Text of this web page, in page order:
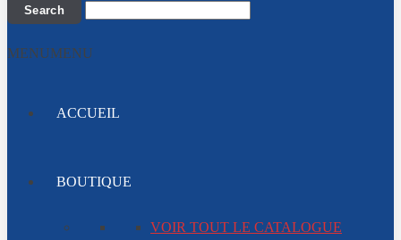
MENUMENU
ACCUEIL
BOUTIQUE
VOIR TOUT LE CATALOGUE